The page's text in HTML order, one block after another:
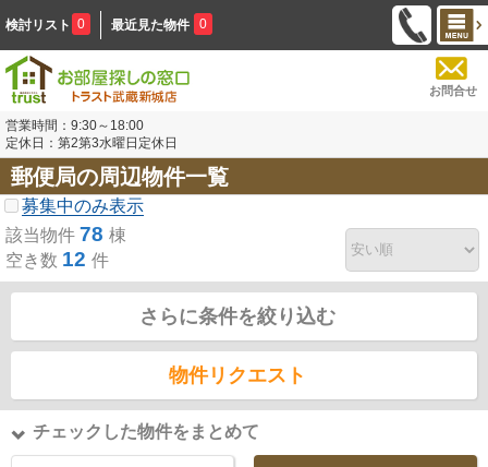
検討リスト 0 最近見た物件 0
お問合せ
営業時間：9:30～18:00
定休日：第2第3水曜日定休日
郵便局の周辺物件一覧
募集中のみ表示
該当物件 78 棟
空き数 12 件
さらに条件を絞り込む
物件リクエスト
チェックした物件をまとめて